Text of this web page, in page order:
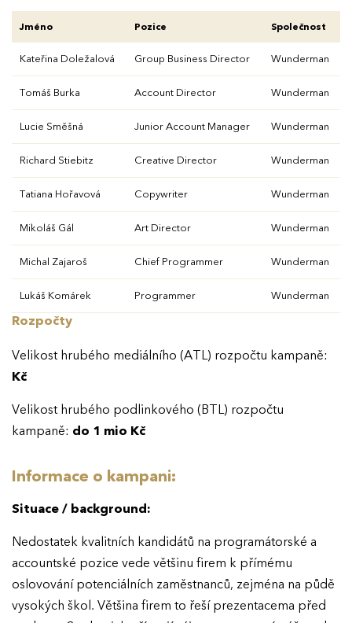
Jméno Pozice Společnost
Kateřina Doležalová Group Business Director Wunderman
Tomáš Burka Account Director Wunderman
Lucie Směšná Junior Account Manager Wunderman
Richard Stiebitz Creative Director Wunderman
Tatiana Hořavová Copywriter Wunderman
Mikoláš Gál Art Director Wunderman
Michal Zajaroš Chief Programmer Wunderman
Lukáš Komárek Programmer Wunderman
Rozpočty
Velikost hrubého mediálního (ATL) rozpočtu kampaně:
Kč
Velikost hrubého podlinkového (BTL) rozpočtu
kampaně: do 1 mio Kč
Informace o kampani:
Situace / background:
Nedostatek kvalitních kandidátů na programátorské a
accountské pozice vede většinu firem k přímému
oslovování potenciálních zaměstnanců, zejména na půdě
vysokých škol. Většina firem to řeší prezentacema před